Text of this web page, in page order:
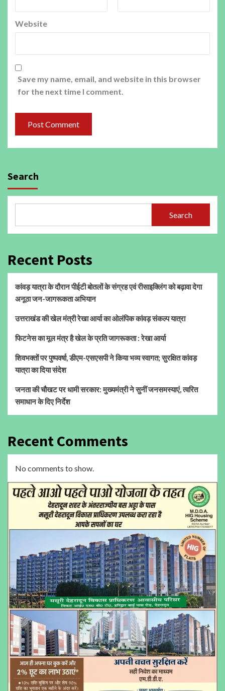
Website
Save my name, email, and website in this browser
for the next time I comment.
Search
Search
Recent Posts
कांवड़ यात्रा के दौरान पीईटी बोतलों के संग्रह एवं रीसाइक्लिंग को बढ़ावा देगा
अनूठा जन-जागरूकता अभियान
उत्तराखंड की खेल मंत्री रेखा आर्या का ओलंपिक कांवड़ संकल्प यात्रा
फिटनेस का मूल मंत्र है खेल के प्रति जागरूकता : रेखा आर्या
शिवभक्तों पर पुष्पवर्षा, डीएम-एसएसपी ने किया भव्य स्वागत; सुरक्षित कांवड़
यात्रा का दिया संदेश
जनता की चौखट पर धामी सरकार: मुख्यमंत्री ने सुनीं जनसमस्याएं, त्वरित
समाधान के दिए निर्देश
Recent Comments
No comments to show.